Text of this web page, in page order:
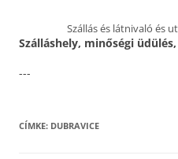
Szállás és látnivaló és
Szálláshely, minőségi
---
CÍMKE: DUBRAVICE